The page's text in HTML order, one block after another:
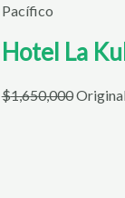
Pacífico
Hotel La
$1,650,000